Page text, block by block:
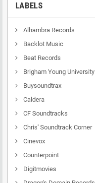
LABELS
Alhambra Records
Backlot Music
Beat Records
Brigham Young University
Buysoundtrax
Caldera
CF Soundtracks
Chris' Soundtrack Corner
Cinevox
Counterpoint
Digitmovies